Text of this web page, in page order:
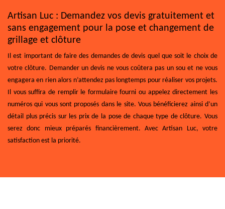
Artisan Luc : Demandez vos devis gratuitement et
sans engagement pour la pose et changement de
grillage et clôture
Il est important de faire des demandes de devis quel que soit le choix de
votre clôture. Demander un devis ne vous coûtera pas un sou et ne vous
engagera en rien alors n’attendez pas longtemps pour réaliser vos projets.
Il vous suffira de remplir le formulaire fourni ou appelez directement les
numéros qui vous sont proposés dans le site. Vous bénéficierez ainsi d’un
détail plus précis sur les prix de la pose de chaque type de clôture. Vous
serez donc mieux préparés financièrement. Avec Artisan Luc, votre
satisfaction est la priorité.